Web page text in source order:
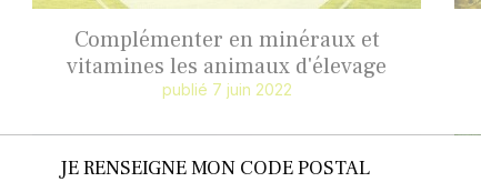
Complémenter en minéraux et
vitamines les animaux d'élevage
publié 7 juin 2022
JE RENSEIGNE MON CODE POSTAL